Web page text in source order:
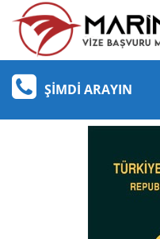
ŞIMDI ARAYIN